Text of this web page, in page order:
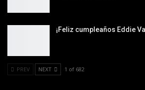
¡Feliz cumpleaños Eddie
PREV NEXT 1 of 682